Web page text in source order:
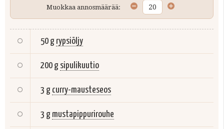
Muokkaa annosmäärää:
50 g rypsiöljy
200 g sipulikuutio
3 g curry-mausteseos
3 g mustapippurirouhe